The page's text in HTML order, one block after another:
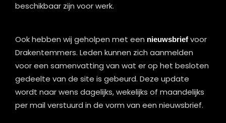
beschikbaar zijn voor werk.
Ook hebben wij geholpen met een nieuwsbriefvoor
Drakentemmers. Leden kunnen zich aanmelden
voor een samenvatting van wat er op het besloten
gedeelte van de site is gebeurd. Deze update
wordt naar wens dagelijks, wekelijks of maandelijks
per mail verstuurd in de vorm van een nieuwsbrief.